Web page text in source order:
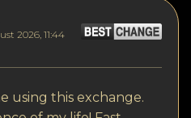
2026, 11:44
using this exchange.